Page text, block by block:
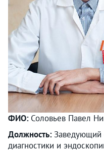
ФИО: Соловьев Павел
Должность: Заведующий
диагностики и